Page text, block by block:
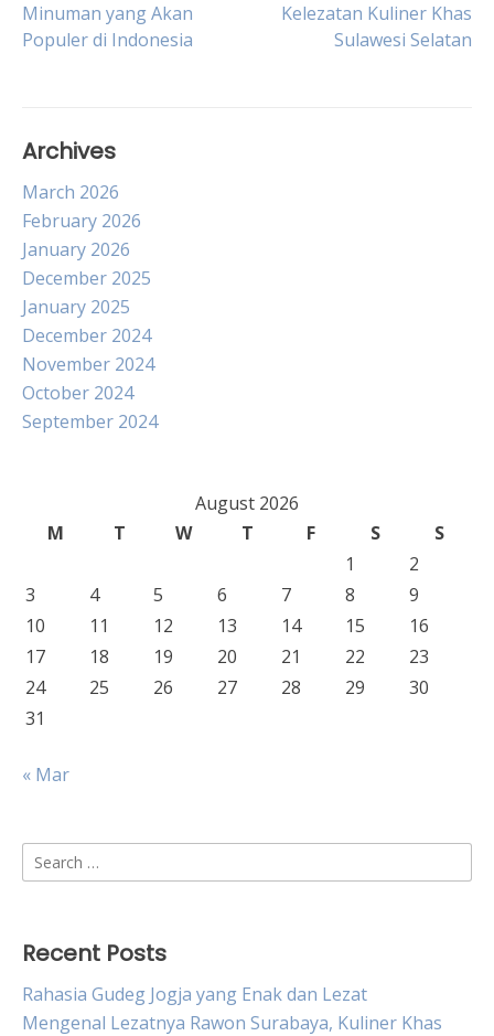
navigation
Minuman yang Akan
Populer di Indonesia
Kelezatan Kuliner Khas
Sulawesi Selatan
Archives
March 2026
February 2026
January 2026
December 2025
January 2025
December 2024
November 2024
October 2024
September 2024
August 2026
M
T W T F S
S
1
2
3
4 5 6 7 8
9
10
11 12 13 14 15
16
17
18 19 20 21 22
23
24
25 26 27 28 29
30
31
« Mar
Search
for:
Recent Posts
Rahasia Gudeg Jogja yang Enak dan Lezat
Mengenal Lezatnya Rawon Surabaya, Kuliner Khas